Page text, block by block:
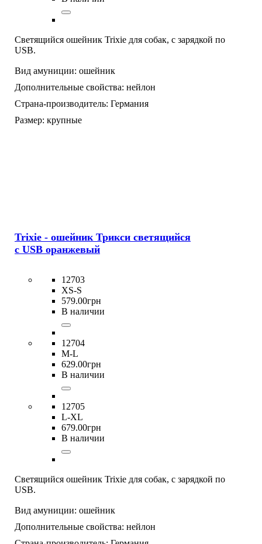
Светящийся ошейник Trixie для собак, с зарядкой по
USB.
Вид амуниции: ошейник
Дополнительные свойства: нейлон
Страна-производитель: Германия
Размер: крупные
Trixie - ошейник Трикси светящийся
с USB оранжевый
12703
XS-S
579.00грн
В наличии
12704
M-L
629.00грн
В наличии
12705
L-XL
679.00грн
В наличии
Светящийся ошейник Trixie для собак, с зарядкой по
USB.
Вид амуниции: ошейник
Дополнительные свойства: нейлон